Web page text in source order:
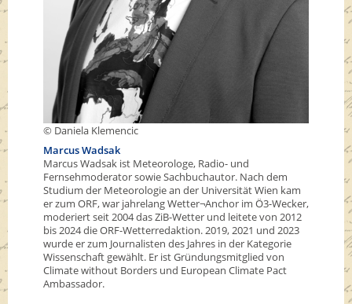
© Daniela Klemencic
Marcus Wadsak
Marcus Wadsak ist Meteorologe, Radio- und
Fernsehmoderator sowie Sachbuchautor. Nach dem
Studium der Meteorologie an der Universität Wien kam
er zum ORF, war jahrelang Wetter¬Anchor im Ö3-Wecker,
moderiert seit 2004 das ZiB-Wetter und leitete von 2012
bis 2024 die ORF-Wetterredaktion. 2019, 2021 und 2023
wurde er zum Journalisten des Jahres in der Kategorie
Wissenschaft gewählt. Er ist Gründungsmitglied von
Climate without Borders und European Climate Pact
Ambassador.